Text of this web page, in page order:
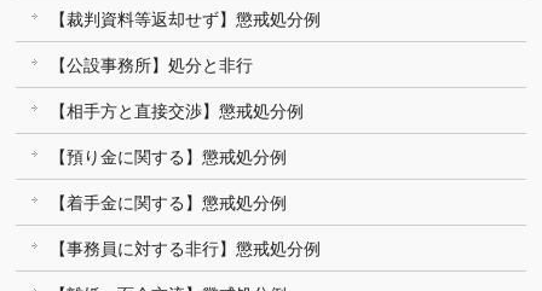
【裁判資料等返却せず】懲戒処分例
【公設事務所】処分と非行
【相手方と直接交渉】懲戒処分例
【預り金に関する】懲戒処分例
【着手金に関する】懲戒処分例
【事務員に対する非行】懲戒処分例